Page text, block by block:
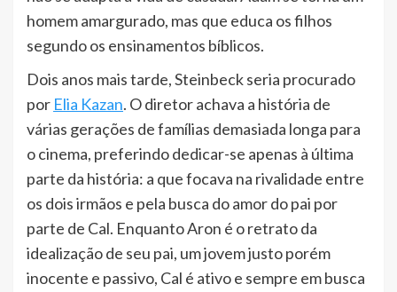
homem amargurado, mas que educa os filhos
segundo os ensinamentos bíblicos.
Dois anos mais tarde, Steinbeck seria procurado
por Elia Kazan. O diretor achava a história de
várias gerações de famílias demasiada longa para
o cinema, preferindo dedicar-se apenas à última
parte da história: a que focava na rivalidade entre
os dois irmãos e pela busca do amor do pai por
parte de Cal. Enquanto Aron é o retrato da
idealização de seu pai, um jovem justo porém
inocente e passivo, Cal é ativo e sempre em busca